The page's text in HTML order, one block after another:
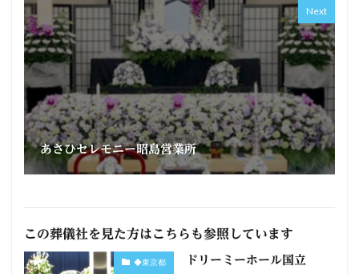
Next
あさひセレモニー昭島営業所
この葬儀社を見た方はこちらも参照しています
◆東京都 ドリーミーホール国立